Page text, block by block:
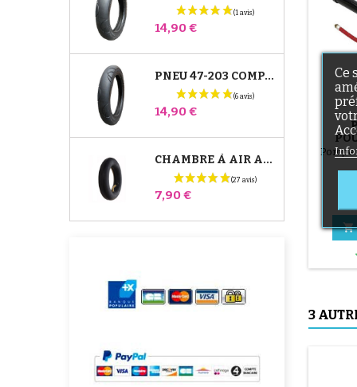
Prix
14,90 €
PNEU 47-203 COMPATIBLE POUSSETTE BUGABOO DONKEY - POUR ROUE ARRIÈRE
Prix
14,90 €
CHAMBRE À AIR ARRIÈRE POUSSETTE WHIZZ RED CASTLE
Prix
7,90 €

3
Ce